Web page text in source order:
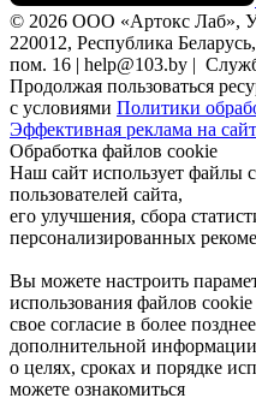
© 2026 ООО «Артокс Лаб»,
220012, Республика
пом. 16 | help@103.by |
Продолжая пользоваться
с условиями Политики
Эффективная реклама на
Обработка файлов cookie
Наш сайт использует файлы
пользователей сайта,
его улучшения, сбора
персонализированных
Вы можете настроить
использования файлов
свое согласие в более
дополнительной информации
о целях, сроках и порядке
можете ознакомиться